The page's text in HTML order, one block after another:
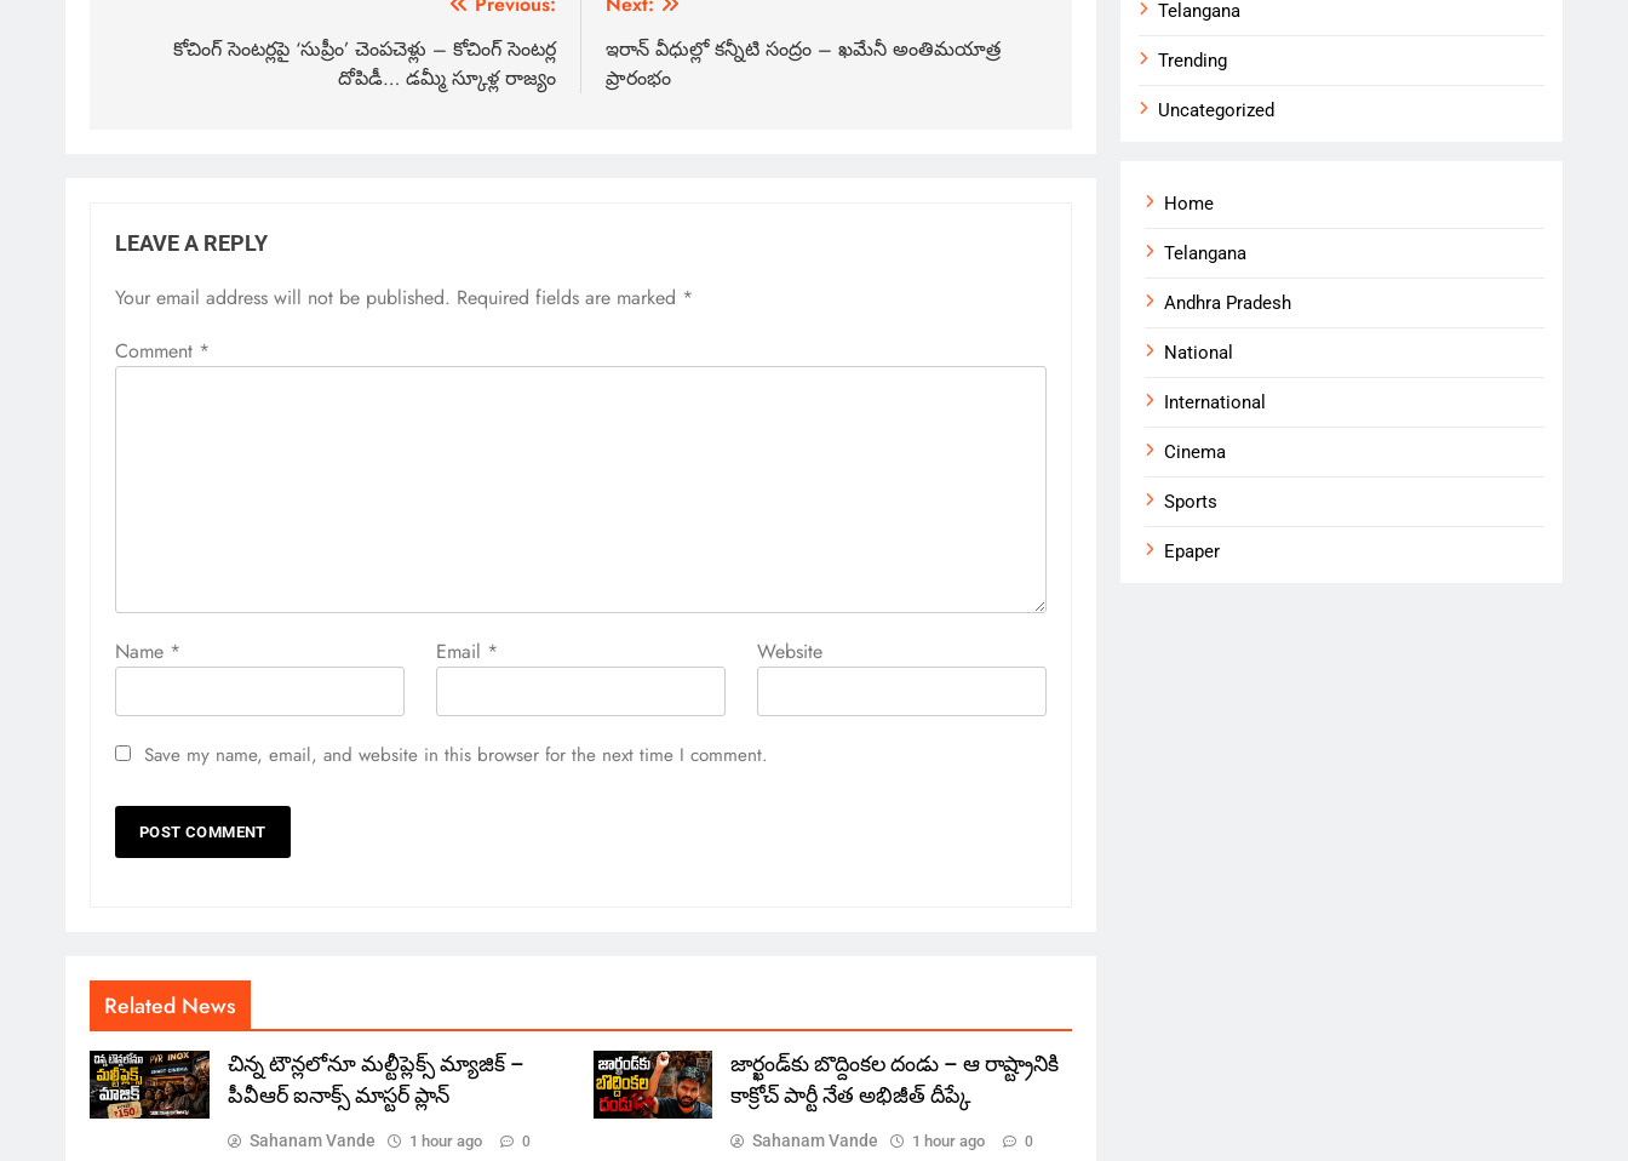
కోచింగ్ సెంటర్లపై ‘సుప్రీం’ చెంపచెళ్లు – కోచింగ్ సెంటర్ల
దోపిడీ… డమ్మీ స్కూళ్ల రాజ్యం
ఇరాన్ వీధుల్లో కన్నీటి సంద్రం – ఖమేనీ అంతిమయాత్ర
ప్రారంభం
LEAVE A REPLY
Your email address will not be published. Required fields are marked *
Comment *
Name * Email * Website
Save my name, email, and website in this browser for the next time I comment.
Related News
చిన్న టౌన్లలోనూ మల్టీప్లెక్స్‌ మ్యాజిక్ –
పీవీఆర్ ఐనాక్స్ మాస్టర్ ప్లాన్
Sahanam Vande 1 hour ago 0
జార్ఖండ్‌కు బొద్దింకల దండు – ఆ రాష్ట్రానికి
కాక్రోచ్ పార్టీ నేత అభిజీత్ దీప్కే
Sahanam Vande 1 hour ago 0
Telangana
Trending
Uncategorized
Home
Telangana
Andhra Pradesh
National
International
Cinema
Sports
Epaper